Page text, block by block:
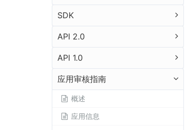
SDK
API 2.0
API 1.0
应用审核指南
概述
应用信息